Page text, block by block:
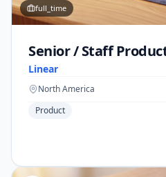
full_time
Senior / Staff
Linear
North America
Product